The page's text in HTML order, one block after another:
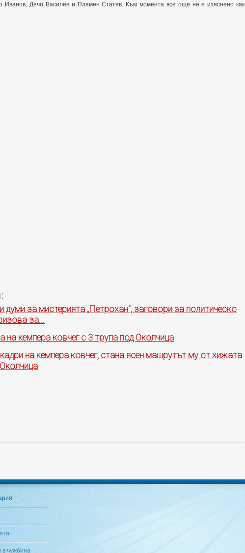
Иванов, Дечо Василев и Пламен Статев. Към момента все още не е изяснено как
думи за мистерията „Петрохан", заговори за политическо
за...
на кемпера ковчег с 3 трупа под Околчица
на кемпера ковчег, стана ясен машрутът му от хижата
в чужбина